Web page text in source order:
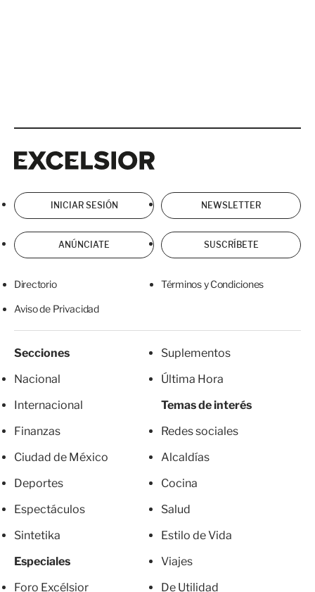
INICIAR SESIÓN NEWSLETTER
ANÚNCIATE SUSCRÍBETE
Directorio Términos y Condiciones
Aviso de Privacidad
Secciones
Nacional
Internacional
Finanzas
Ciudad de México
Deportes
Espectáculos
Sintetika
Especiales
Foro Excélsior
Suplementos
Última Hora
Temas de interés
Redes sociales
Alcaldías
Cocina
Salud
Estilo de Vida
Viajes
De Utilidad